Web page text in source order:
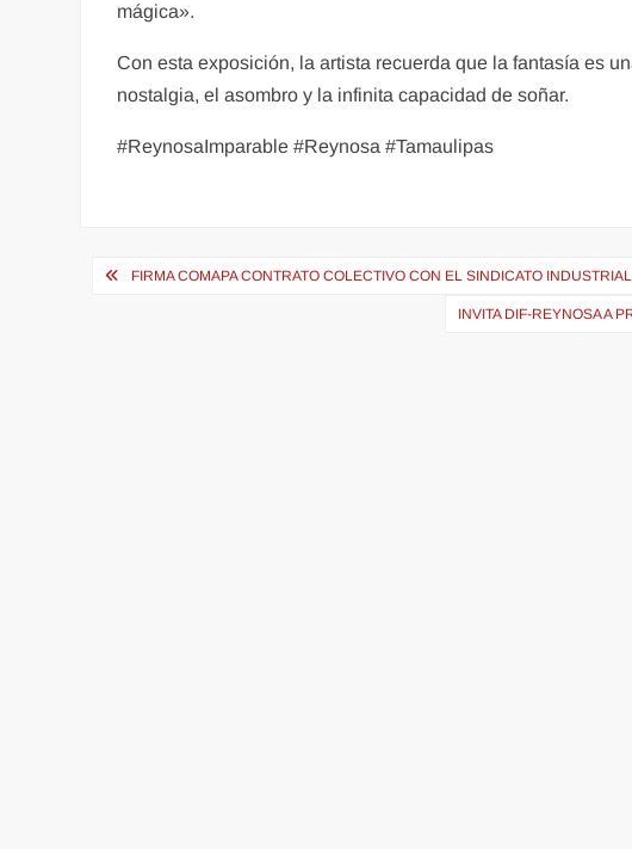
mágica».
Con esta exposición, la artista recuerda que la fantasía es
nostalgia, el asombro y la infinita capacidad de soñar.
#ReynosaImparable #Reynosa #Tamaulipas
Navegación
FIRMA COMAPA CONTRATO COLECTIVO CON EL SINDICATO
INVITA DIF-REYNOSA A